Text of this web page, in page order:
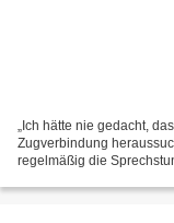
„Ich hätte nie gedacht,
Zugverbindung
regelmäßig die